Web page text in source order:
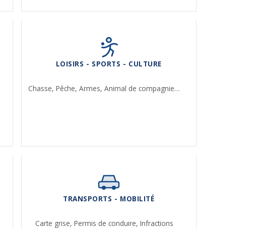
LOISIRS - SPORTS - CULTURE
Chasse,Pêche,Armes,Animal de compagnie…
TRANSPORTS - MOBILITÉ
Carte grise, Permis de conduire, Infractions